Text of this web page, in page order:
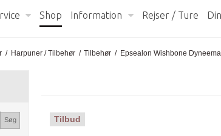
Shop Information Rejser / Ture
/ Harpuner / Tilbehør / Tilbehør / Epsealon Wishbone Dyneema
Søg Tilbud